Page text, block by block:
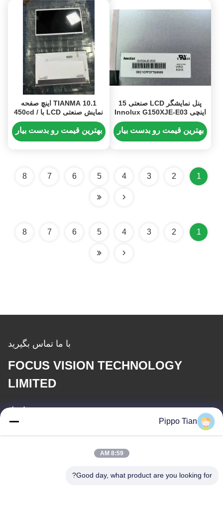
پنل نمایشگر LCD صنعتی 15
اینچی Innolux G150XJE-E03
با رزولوشن 1024*768 پیکسل،
روشنایی 450 سی‌دی بر متر
بهترین قیمت رو بدست بیار
TIANMA 10.1 اینچ صفحه
نمایش صنعتی LCD با 450cd /
m2 روشنایی و 1024x600
پیکسل رزولوشن WSVGA
بهترین قیمت رو بدست بیار
1
2
3
4
5
6
7
8
1
2
3
4
5
6
7
8
با ما تماس بگیرید
FOCUS VISION TECHNOLOGY
LIMITED
ایمیل
Pippo Tian
8:59 AM
Good day, what product are you looking for?